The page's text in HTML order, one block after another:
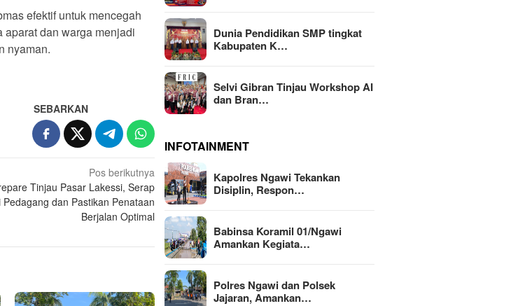
efektif untuk mencegah
dan warga menjadi
nyaman.
SEBARKAN
Pos berikutnya
Tinjau Pasar Lakessi, Serap
Pedagang dan Pastikan Penataan
Berjalan Optimal
Dunia Pendidikan SMP tingkat
Kabupaten K…
Selvi Gibran Tinjau Workshop AI
dan Bran…
INFOTAINMENT
Kapolres Ngawi Tekankan
Disiplin, Respon…
Babinsa Koramil 01/Ngawi
Amankan Kegiata…
Polres Ngawi dan Polsek
Jajaran, Amankan…